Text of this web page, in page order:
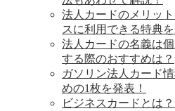
法人カードのメリッ
スに利用できる特典を
法人カードの名義は
する際のおすすめは？
ガソリン法人カード
めの1枚を発表！
ビジネスカードとは